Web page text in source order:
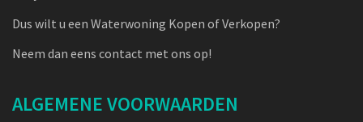
Dus wilt u een Waterwoning Kopen of Verkopen?
Neem dan eens contact met ons op!
ALGEMENE VOORWAARDEN